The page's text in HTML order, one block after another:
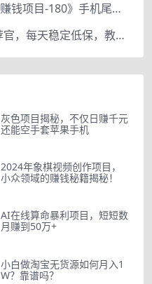
《188个赚钱项目-180》手机尾号测试评分项目，短视频直播日赚200+
百度推荐官，每天稳定低保，教程赠上
灰色项目揭秘，不仅日赚千元
还能空手套苹果手机
2024年象棋视频创作项目，
小众领域的赚钱秘籍揭秘！
AI在线算命暴利项目，短短数
月赚到50万+
小白做淘宝无货源如何月入1
W？靠谱吗？